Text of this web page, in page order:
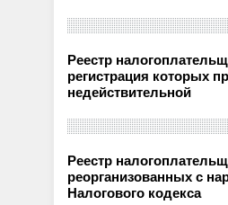
Реестр
регистрация которых
недействительной
Реестр
реорганизованных с
Налогового кодекса